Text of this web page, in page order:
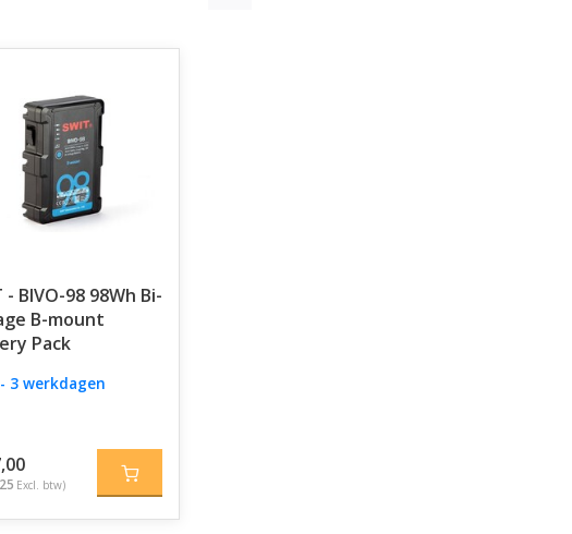
- BIVO-98 98Wh Bi-
B-mount
Pack
- 3 werkdagen
Excl. btw)